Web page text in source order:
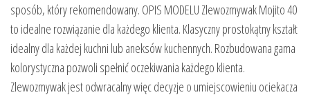
sposób, który rekomendowany. OPIS MODELU Zlewozmywak Mojito 40
to idealne rozwiązanie dla każdego klienta. Klasyczny prostokątny kształt
idealny dla każdej kuchni lub aneksów kuchennych. Rozbudowana gama
kolorystyczna pozwoli spełnić oczekiwania każdego klienta.
Zlewozmywak jest odwracalny więc decyzje o umiejscowieniu ociekacza